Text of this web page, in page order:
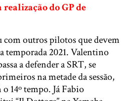
do GP de
com outros pilotos que devem
temporada 2021. Valentino
a defender a SRT, se
na metade da sessão,
14º tempo. Já Fabio